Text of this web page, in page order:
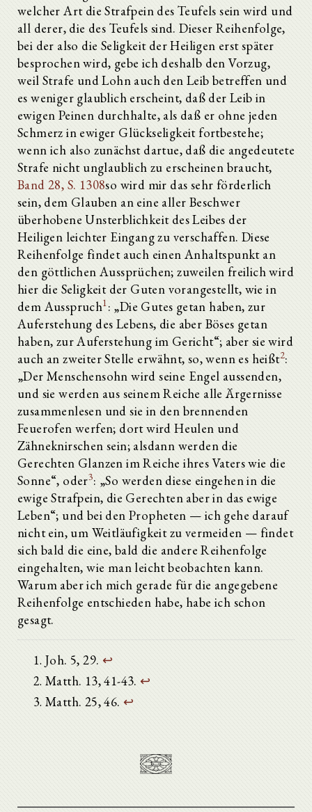
welcher Art die Strafpein des Teufels sein wird und
all derer, die des Teufels sind. Dieser Reihenfolge,
bei der also die Seligkeit der Heiligen erst später
besprochen wird, gebe ich deshalb den Vorzug,
weil Strafe und Lohn auch den Leib betreffen und
es weniger glaublich erscheint, daß der Leib in
ewigen Peinen durchhalte, als daß er ohne jeden
Schmerz in ewiger Glückseligkeit fortbestehe;
wenn ich also zunächst dartue, daß die angedeutete
Strafe nicht unglaublich zu erscheinen braucht,
Band 28, S. 1308so wird mir das sehr förderlich
sein, dem Glauben an eine aller Beschwer
überhobene Unsterblichkeit des Leibes der
Heiligen leichter Eingang zu verschaffen. Diese
Reihenfolge findet auch einen Anhaltspunkt an
den göttlichen Aussprüchen; zuweilen freilich wird
hier die Seligkeit der Guten vorangestellt, wie in
dem Ausspruch1: „Die Gutes getan haben, zur
Auferstehung des Lebens, die aber Böses getan
haben, zur Auferstehung im Gericht“; aber sie wird
auch an zweiter Stelle erwähnt, so, wenn es heißt2:
„Der Menschensohn wird seine Engel aussenden,
und sie werden aus seinem Reiche alle Ärgernisse
zusammenlesen und sie in den brennenden
Feuerofen werfen; dort wird Heulen und
Zähneknirschen sein; alsdann werden die
Gerechten Glanzen im Reiche ihres Vaters wie die
Sonne“, oder3: „So werden diese eingehen in die
ewige Strafpein, die Gerechten aber in das ewige
Leben“; und bei den Propheten — ich gehe darauf
nicht ein, um Weitläufigkeit zu vermeiden — findet
sich bald die eine, bald die andere Reihenfolge
eingehalten, wie man leicht beobachten kann.
Warum aber ich mich gerade für die angegebene
Reihenfolge entschieden habe, habe ich schon
gesagt.
Joh. 5, 29. ↩
Matth. 13, 41-43. ↩
Matth. 25, 46.↩